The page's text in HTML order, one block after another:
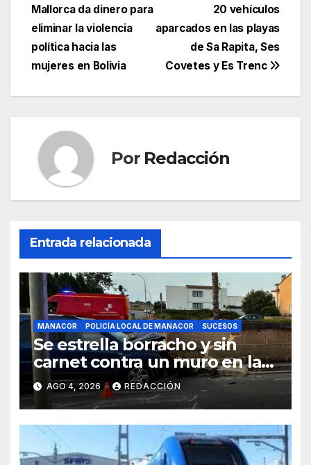
e
b
o
k
er
s
a
m
ar
tir
de
entradas
20 vehículos
aparcados en las playas
de Sa Rapita, Ses
Covetes y Es Trenc
Mallorca da dinero para
eliminar la violencia
política hacia las
mujeres en Bolivia
Por Redacción
Entrada relacionada
MANACOR POLICÍA LOCAL DE MANACOR SUCESOS
Se estrella borracho y sin
carnet contra un muro en la
ronda del Port de Manacor y
lo destroza
AGO 4, 2026 REDACCIÓN